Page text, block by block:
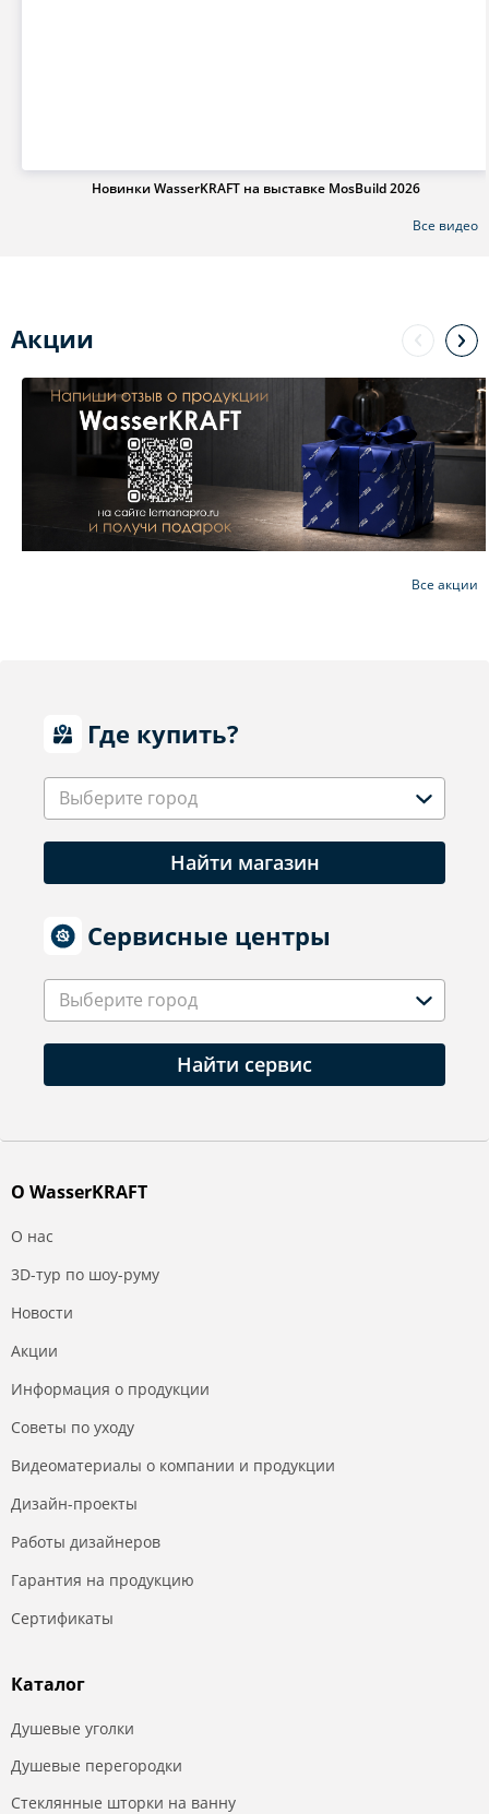
Новинки WasserKRAFT на выставке MosBuild 2026
Все видео
Акции
Все акции
Где купить?
Выберите город
Найти магазин
Сервисные центры
Выберите город
Найти сервис
О WasserKRAFT
О нас
3D-тур по шоу-руму
Новости
Акции
Информация о продукции
Советы по уходу
Видеоматериалы о компании и продукции
Дизайн-проекты
Работы дизайнеров
Гарантия на продукцию
Сертификаты
Каталог
Душевые уголки
Душевые перегородки
Стеклянные шторки на ванну